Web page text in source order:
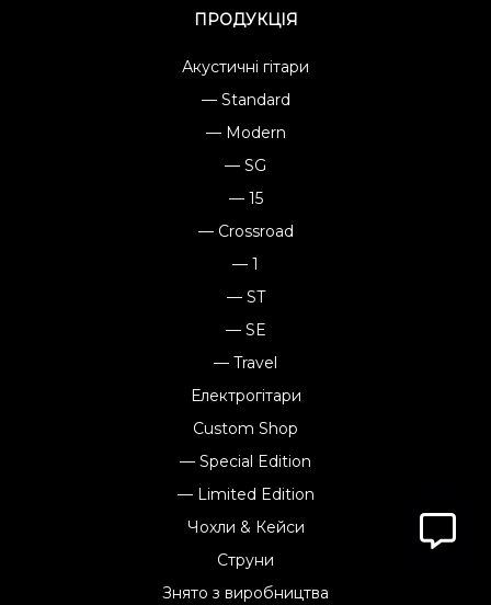
ПРОДУКЦІЯ
Акустичні гітари
— Standard
— Modern
— SG
— 15
— Crossroad
— 1
— ST
— SE
— Travel
Електрогітари
Custom Shop
— Special Edition
— Limited Edition
Чохли & Кейси
Струни
Знято з виробництва